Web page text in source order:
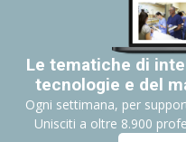
Le tematiche di
tecnologie e del
Ogni settimana, per
Unisciti a oltre 8.900